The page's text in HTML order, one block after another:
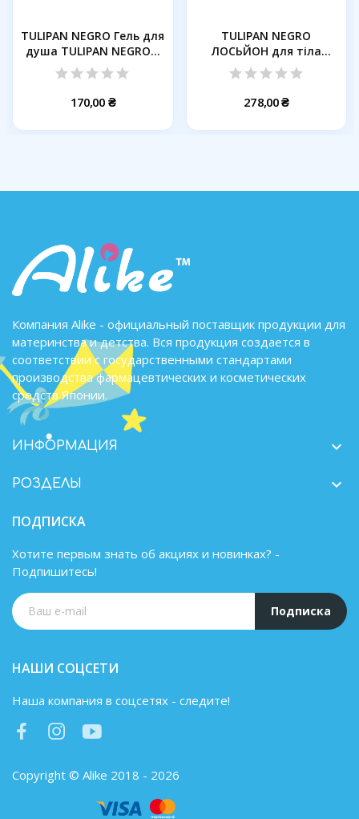
TULIPAN NEGRO Гель для
душа TULIPAN NEGRO...
170,00 ₴
TULIPAN NEGRO
ЛОСЬЙОН для тіла
ПОЛУНИЧНИЙ КРЕМ,...
278,00 ₴
Компания Alike - официальный поставщик продукции для
материнства и детства. Вся продукция создается в
соответствии с государственными стандартами
производства фармацевтических и косметических
средств Японии.
ИНФОРМАЦИЯ 
РОЗДЕЛЫ 
ПОДПИСКА
Хотите первым знать об акциях и новинках? -
Подпишитесь!
Подписка
НАШИ СОЦСЕТИ
Наша компания в соцсетях - следите!
Copyright © Alike 2018 - 2026